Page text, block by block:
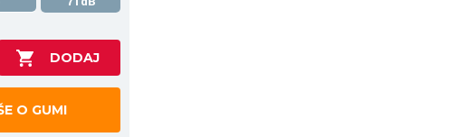
O GUMI